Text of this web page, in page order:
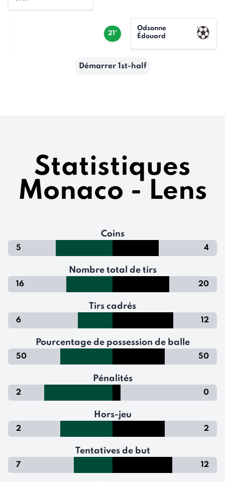
21'
Odsonne
Édouard
Démarrer 1st-half
Statistiques
Monaco - Lens
Coins
5 4
Nombre total de tirs
16 20
Tirs cadrés
6 12
Pourcentage de possession de balle
50 50
Pénalités
2 0
Hors-jeu
2 2
Tentatives de but
7 12